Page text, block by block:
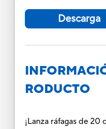
Descarga
RODUCTO
¡Lanza ráfagas de 20